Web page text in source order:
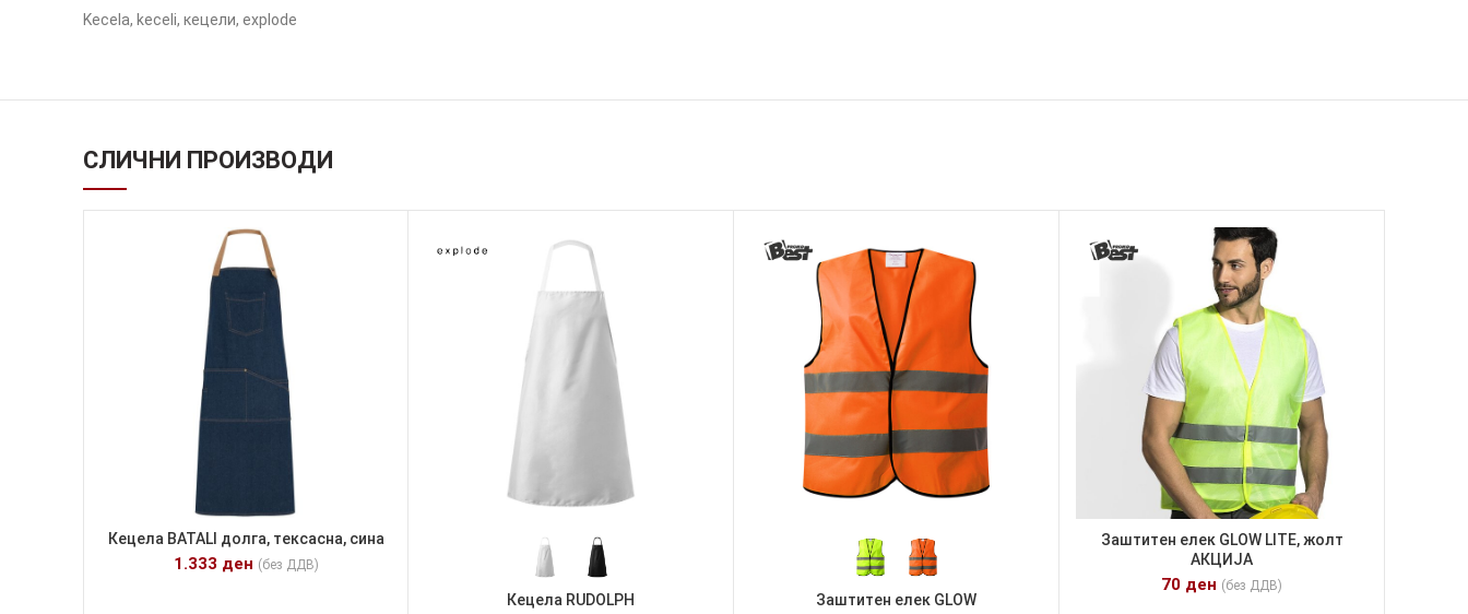
Kecela, keceli, кецели, explode
СЛИЧНИ ПРОИЗВОДИ
Кецела BATALI долга, тексасна, сина
1.333 ден (без ДДВ)
Кецела RUDOLPH Заштитен елек GLOW
Заштитен елек GLOW LITE, жолт
АКЦИЈА
70 ден (без ДДВ)